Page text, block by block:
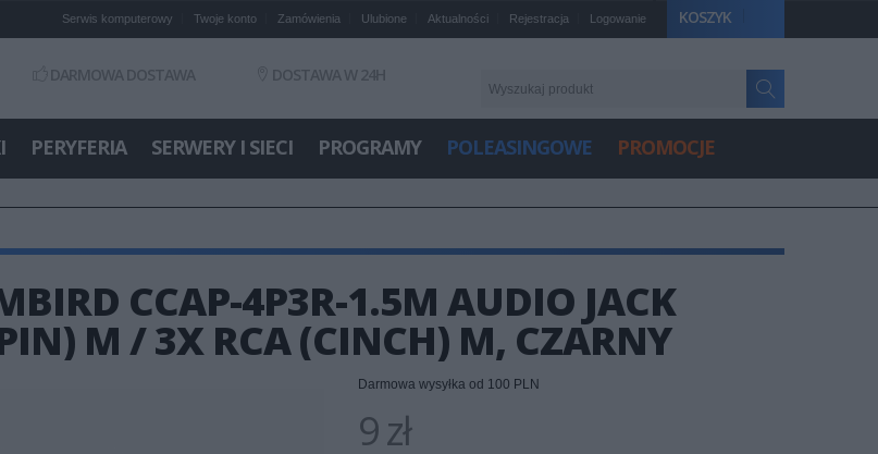
KOSZYK
Serwis komputerowy Twoje konto Zamówienia Ulubione Aktualności Rejestracja Logowanie
DARMOWA DOSTAWA DOSTAWA W 24H
PERYFERIA SERWERY I SIECI PROGRAMY POLEASINGOWE PROMOCJE
CCAP-4P3R-1.5M AUDIO JACK
M / 3X RCA (CINCH) M, CZARNY
Darmowa wysyłka od 100 PLN
9 zł